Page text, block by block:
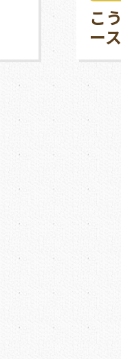
こ
ー